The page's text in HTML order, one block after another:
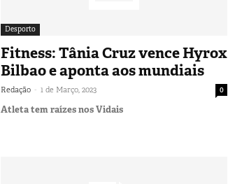
Desporto
Fitness: Tânia Cruz vence Hyrox
Bilbao e aponta aos mundiais
Redação - 1 de Março, 2023 0
Atleta tem raízes nos Vidais